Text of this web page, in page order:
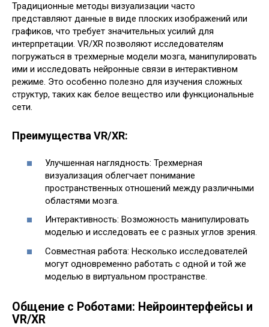
Традиционные методы визуализации часто
представляют данные в виде плоских изображений или
графиков, что требует значительных усилий для
интерпретации. VR/XR позволяют исследователям
погружаться в трехмерные модели мозга, манипулировать
ими и исследовать нейронные связи в интерактивном
режиме. Это особенно полезно для изучения сложных
структур, таких как белое вещество или функциональные
сети.
Преимущества VR/XR:
Улучшенная наглядность: Трехмерная
визуализация облегчает понимание
пространственных отношений между различными
областями мозга.
Интерактивность: Возможность манипулировать
моделью и исследовать ее с разных углов зрения.
Совместная работа: Несколько исследователей
могут одновременно работать с одной и той же
моделью в виртуальном пространстве.
Общение с Роботами: Нейроинтерфейсы и
VR/XR